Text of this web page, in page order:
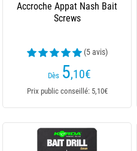
Accroche Appat Nash Bait
Screws
(5 avis)
Dès 5,10€
Prix public conseillé: 5,10€